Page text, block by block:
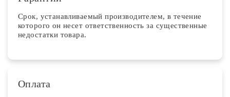
Срок, устанавливаемый производителем, в течение
которого он несет ответственность за существенные
недостатки товара.
Оплата